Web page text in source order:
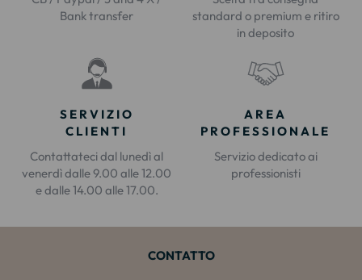
Bank transfer
standard o premium e ritiro
in deposito
SERVIZIO
CLIENTI
Contattateci dal lunedì al
venerdì dalle 9.00 alle 12.00
e dalle 14.00 alle 17.00.
AREA
PROFESSIONALE
Servizio dedicato ai
professionisti
CONTATTO